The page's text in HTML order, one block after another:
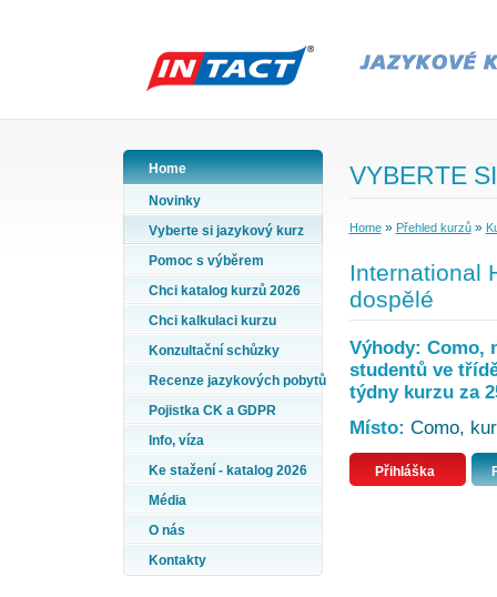
Home
Novinky
Vyberte si jazykový kurz
Pomoc s výběrem
Chci katalog kurzů 2026
Chci kalkulaci kurzu
Konzultační schůzky
Recenze jazykových pobytů
Pojistka CK a GDPR
Info, víza
Ke stažení - katalog 2026
Média
O nás
Kontakty
VYBERTE
Home» Přehled kurzů»
International
dospělé
Výhody: Como,
studentů ve
týdny kurzu za
Místo: Como,
Přihláška